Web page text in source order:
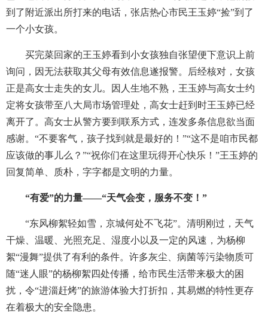
到了附近派出所打来的电话，张店热心市民王玉婷“捡”到了
一个小女孩。
买完菜回家的王玉婷看到小女孩独自张望便下意识上前
询问，因无法获取其父母有效信息遂报警。后经核对，女孩
正是高女士走失的女儿。因人生地不熟，王玉婷与高女士约
定将女孩带至八大局市场管理处，高女士赶到时王玉婷已经
离开了。高女士从警方要到联系方式，连发多条信息欲当面
感谢。“不要客气，孩子找到就是最好的！”“这不是咱市民都
应该做的事儿么？”“祝你们在这里玩得开心快乐！”王玉婷的
回复简单、质朴，字字都是文明的力量。
“有爱”的力量——“天气会变，服务不变！”
“东风柳絮轻如雪，京城何处不飞花”。清明刚过，天气
干燥、温暖、光照充足、湿度小以及一定的风速，为杨柳
絮“漫舞”提供了有利的条件。许多灰尘、病菌等污染物质可
随“迷人眼”的杨柳絮四处传播，给市民生活带来极大的困
扰，令“进淄赶烤”的旅游体验大打折扣，其易燃的特性更存
在着极大的安全隐患。